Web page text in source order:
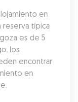
en
reserva típica
es de 5
los
encontrar
en